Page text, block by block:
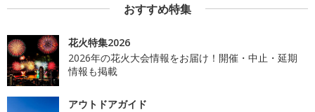
おすすめ特集
花火特集2026
2026年の花火大会情報をお届け！開催・中止・延期
情報も掲載
アウトドアガイド